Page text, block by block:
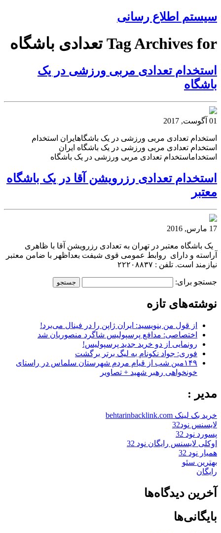
سیستم اطلاع رسانی
Tag Archives for تعدادی باشگاه
استخدام تعدادی مربی ورزشی در یک
باشگاه
01 آگوست, 2017
استخدام تعدادی مربی ورزشی در یک باشگاهایران استخدام
استخدام تعدادی مربی ورزشی در یک باشگاه ایران
استخداماستخدام تعدادی مربی ورزشی در یک باشگاه
استخدام تعدادی رزرویشن آقا در یک باشگاه
معتبر
17 مارس, 2016
یک باشگاه معتبر در تهران به تعدادی رزرویشن آقا با ظاهری
آراسته و دارای روابط عمومی قوی شیفت بعداظهر با ضامن معتبر
نیازمند است. تلفن : ۲۲۲۰۸۸۳۷
جستجو برای:
نوشته‌های تازه
از قول من بنویسید: ایران ژاپن را در فینال می‌برد!
اختصاصی: مدافع پرسپولیس شاگرد منصوریان شد
رونمایی از دو خرید جدید پرسپولیس!
فوری: جواد نکونام به لیگ برتر برگشت
۱۴۹مین شب از قیام مردم شهرستان سلماس در راستای
خونخواهی رهبر شهید + تصاویر
مدیر :
خرید بک لینک behtarinbacklink.com
لایسنس نود32
پسورد نود 32
اوکلی لایسنس رایگان نود 32
همیار نود 32
بهترین سئو
رایگان
آخرین دیدگاه‌ها
بایگانی‌ها